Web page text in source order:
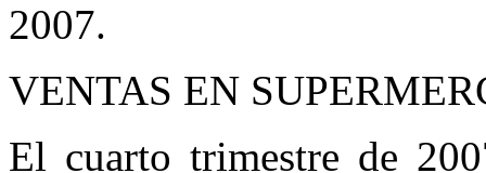
2007.
VENTAS EN
El cuarto trimestre de